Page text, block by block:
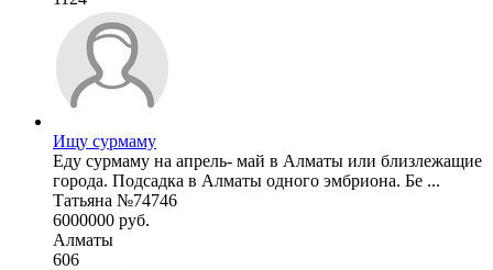
Ищу сурмаму
Еду сурмаму на апрель- май в Алматы или близлежащие
города. Подсадка в Алматы одного эмбриона. Бе ...
Татьяна №74746
6000000 руб.
Алматы
606